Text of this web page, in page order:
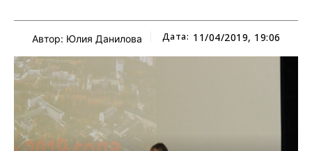
Автор: Юлия Данилова Дата: 11/04/2019, 19:06